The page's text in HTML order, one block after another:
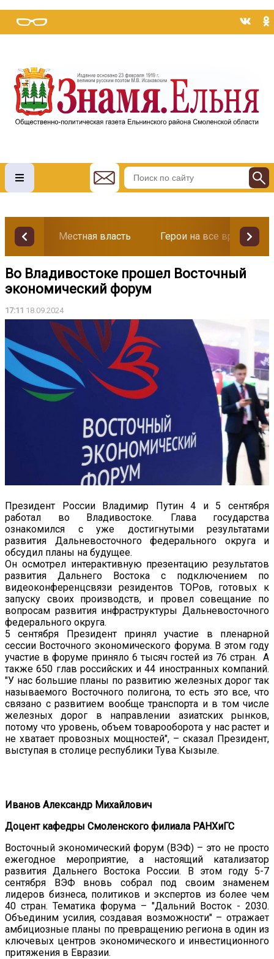
Местная власть Герои на все времена
Во Владивостоке прошел Восточный
экономический форум
17:11 18.09.2024
Президент России Владимир Путин 4 и 5 сентября
работал во Владивостоке. Глава государства
ознакомился с уже достигнутыми результатами
развития Дальневосточного федерального округа и
обсудил планы на будущее.
Он осмотрел интерактивную презентацию результатов
развития Дальнего Востока с подключением по
видеоконференцсвязи резидентов ТОРов, готовых к
запуску своих производств, и провел совещание по
вопросам развития инфраструктуры Дальневосточного
федерального округа.
5 сентября Президент принял участие в пленарной
сессии Восточного экономического форума. В этом году
участие в форуме приняло 6 тысяч гостей из 76 стран. А
также 650 глав российских и 44 иностранных компаний.
"У нас большие планы по развитию железных дорог так
называемого Восточного полигона, то есть это все, что
связано с развитием вообще транспорта и в том числе
железных дорог в направлении азиатских рынков,
потому что уровень, объем товарооборота у нас растет и
не хватает провозных мощностей", – сказал Президент,
выступая в столице республики Тува Кызыле.
Иванов Александр Михайлович
Доцент кафедры Смоленского филиала РАНХиГС
Восточный экономический форум (ВЭФ) – это не просто
ежегодное мероприятие, а настоящий катализатор
развития Дальнего Востока России. В этом году 5-7
сентября ВЭФ вновь собрал под своим знаменем
лидеров бизнеса, политиков и экспертов из более чем
40 стран. Тематика форума – "Дальний Восток - 2030.
Объединим усилия, создавая возможности" – отражает
амбициозные планы по превращению региона в один из
ключевых центров экономического и инвестиционного
притяжения в Евразии.